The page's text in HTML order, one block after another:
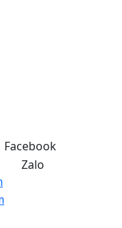
Facebook
Zalo